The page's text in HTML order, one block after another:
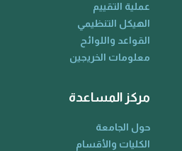
عملية التقييم
الهيكل التنظيمي
القواعد واللوائح
معلومات الخريجين
مركز المساعدة
حول الجامعة
الكليات والأقسام